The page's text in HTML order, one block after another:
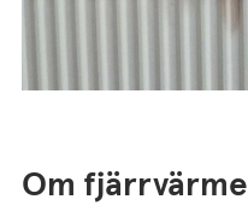
Om fjärrvärme